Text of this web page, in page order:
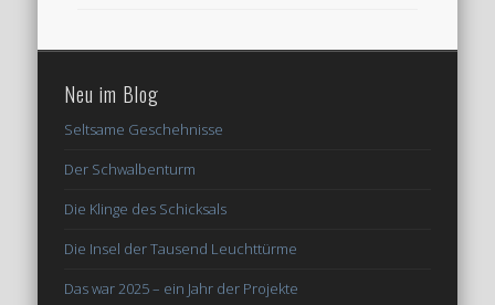
Neu im Blog
Seltsame Geschehnisse
Der Schwalbenturm
Die Klinge des Schicksals
Die Insel der Tausend Leuchttürme
Das war 2025 – ein Jahr der Projekte